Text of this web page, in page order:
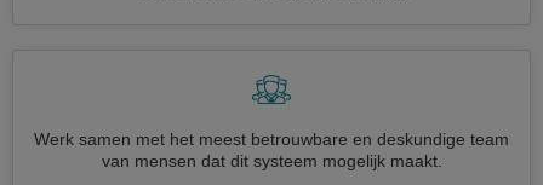
Werk samen met het meest betrouwbare en deskundige team
van mensen dat dit systeem mogelijk maakt.